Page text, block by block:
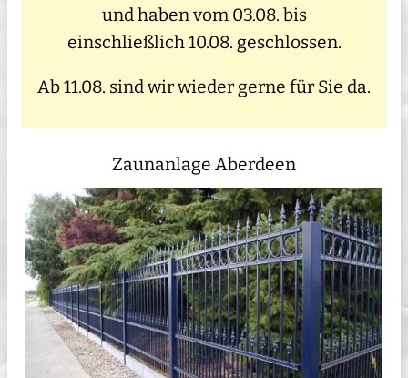
und haben vom 03.08. bis
einschließlich 10.08. geschlossen.
Ab 11.08. sind wir wieder gerne für Sie da.
Zaunanlage Aberdeen